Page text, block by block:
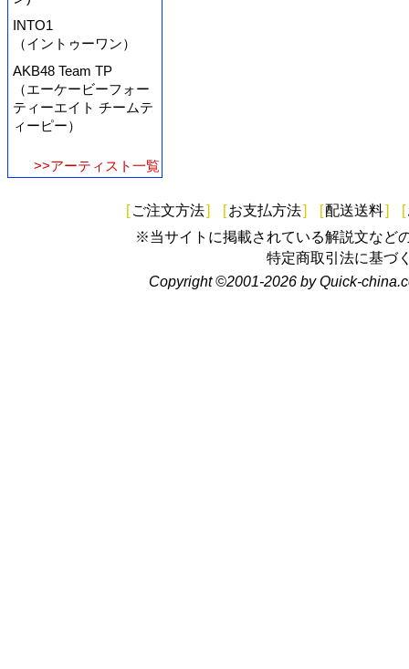
INTO1
（イントゥーワン）
AKB48 Team TP
（エーケービーフォー
ティーエイト チームテ
ィーピー）
>>アーティスト一覧
[ ご注文方法] [お支払方法] [配送送料] [
※当サイトに掲載されている解説文など
特定商取引法に基づ
Copyright ©2001-2026 by Quick-